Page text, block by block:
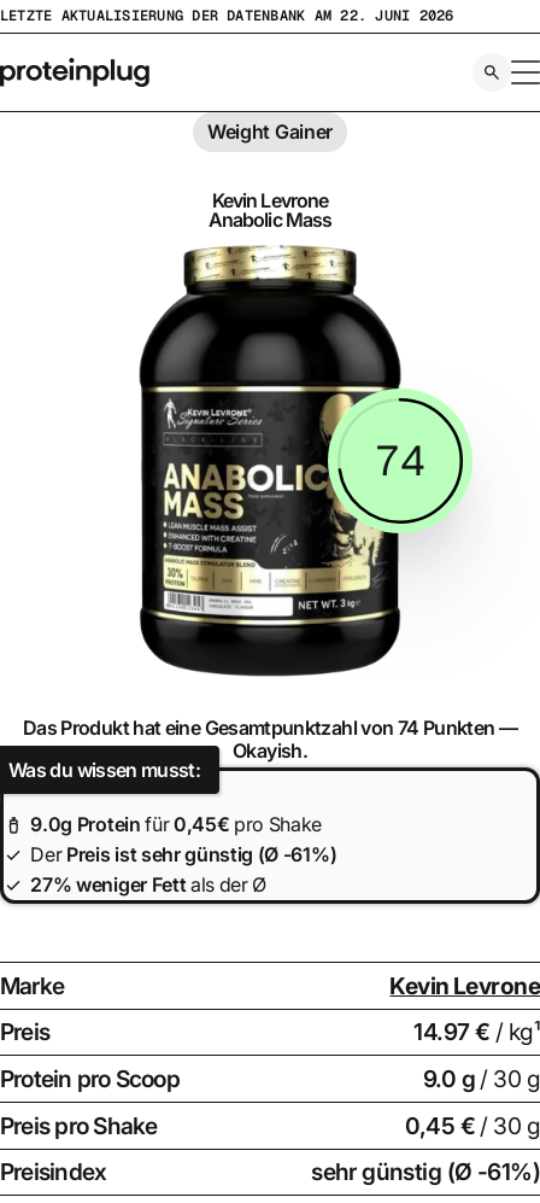
Zum
springen
LETZTE AKTUALISIERUNG DER DATENBANK AM 22. JUNI 2026
Weight Gainer
Kevin Levrone
Anabolic Mass
74
Das Produkt hat eine Gesamtpunktzahl von 74 Punkten —
Okayish.
Was du wissen musst:
9.0g Protein für0,45€ pro Shake
Der Preis istsehr günstig (Ø -61%)
27% weniger Fettals der Ø
Marke
Kevin Levrone
Preis
14.97 € / kg¹
Protein pro Scoop
9.0 g / 30 g
Preis pro Shake
0,45 € / 30 g
Preisindex
sehr günstig (Ø -61%)